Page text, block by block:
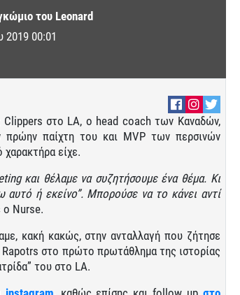
του Leonard
2019 00:01
στο LA, o head coach των Καναδών,
παίχτη του και MVP των περσινών
χαρακτήρα είχε.
και θέλαμε να συζητήσουμε ένα θέμα. Κι
ή εκείνο”. Μπορούσε να το κάνει αντί
ο Nurse.
κακή κακώς, στην ανταλλαγή που ζήτησε
στο πρώτο πρωτάθλημα της ιστορίας
του στο LA.